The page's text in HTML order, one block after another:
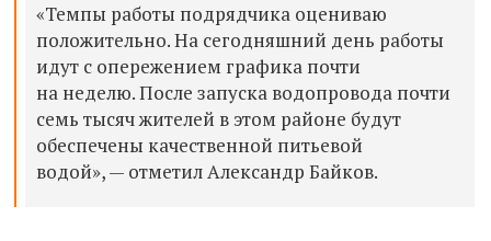
«Темпы работы подрядчика оцениваю
положительно. На сегодняшний день работы
идут с опережением графика почти
на неделю. После запуска водопровода почти
семь тысяч жителей в этом районе будут
обеспечены качественной питьевой
водой», — отметилАлександр Байков.